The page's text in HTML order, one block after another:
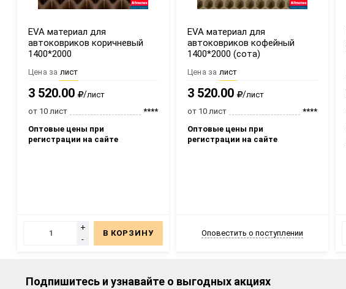
EVA материал для
автоковриков коричневый
1400*2000
Цена за лист
3 520.00 /лист
от 10 лист
****
Оптовые цены при
регистрации на сайте
+
-
В КОРЗИНУ
EVA материал для
автоковриков кофейный
1400*2000 (сота)
Цена за лист
3 520.00 /лист
от 10 лист
****
Оптовые цены при
регистрации на сайте
Оповестить о поступлении
Подпишитесь и узнавайте о выгодных акциях